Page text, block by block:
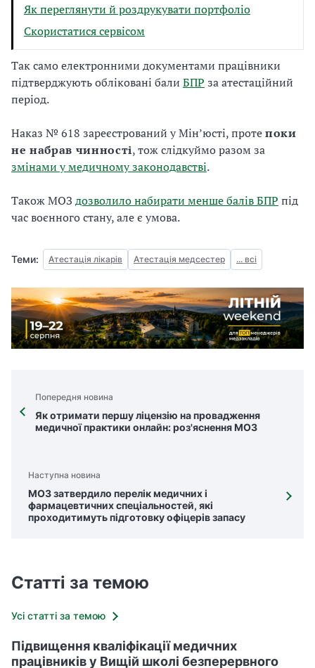
Як переглянути й роздрукувати портфоліо
Скористатися сервісом
Так само електронними документами працівники
підтверджують обліковані бали БПР за атестаційний
період.
Наказ № 618 зареєстрований у Мін’юсті, протепоки
не набрав чинності, тож слідкуймо разом за
змінами у медичному законодавстві.
Також МОЗ дозволило набирати менше балів БПР під
час воєнного стану, але є умова.
Теми: Атестація лікарів Атестація медсестер ... всі
Попередня новина
Як отримати першу ліцензію на провадження
медичної практики онлайн: роз'яснення МОЗ
Наступна новина
МОЗ затвердило перелік медичних і
фармацевтичних спеціальностей, які
проходитимуть підготовку офіцерів запасу
Статті за темою
Усі статті за темою
Підвищення кваліфікації медичних
працівників у Вищій школі безперервного